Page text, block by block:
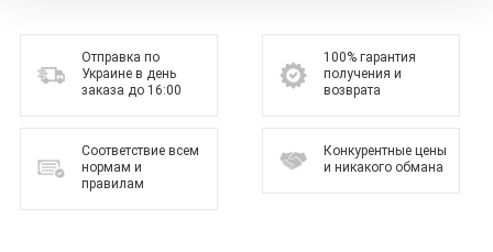
Отправка по
Украине в день
заказа до 16:00
Соответствие всем
нормам и
правилам
100% гарантия
получения и
возврата
Конкурентные цены
и никакого обмана